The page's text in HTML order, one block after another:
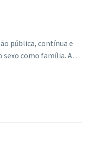
pública, contínua e
sexo como família. A…